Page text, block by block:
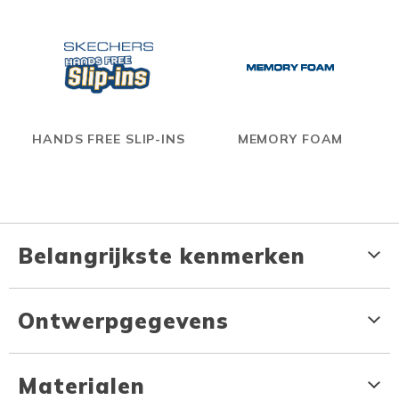
HANDS FREE SLIP-INS MEMORY FOAM
Belangrijkste kenmerken
Ontwerpgegevens
Materialen